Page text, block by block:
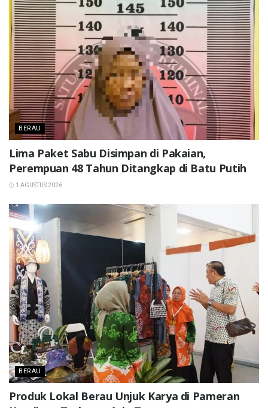
BERAU
Lima Paket Sabu Disimpan di Pakaian,
Perempuan 48 Tahun Ditangkap di Batu Putih
1 AGUSTUS 2026
BERAU
Produk Lokal Berau Unjuk Karya di Pameran